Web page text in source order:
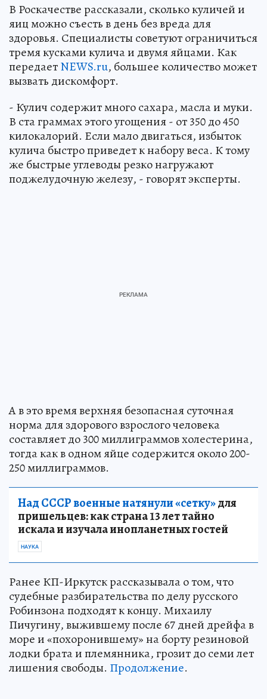
В Роскачестве рассказали, сколько куличей и
яиц можно съесть в день без вреда для
здоровья. Специалисты советуют ограничиться
тремя кусками кулича и двумя яйцами. Как
передаетNEWS.ru, большее количество может
вызвать дискомфорт.
- Кулич содержит много сахара, масла и муки.
В ста граммах этого угощения - от 350 до 450
килокалорий. Если мало двигаться, избыток
кулича быстро приведет к набору веса. К тому
же быстрые углеводы резко нагружают
поджелудочную железу, - говорят эксперты.
А в это время верхняя безопасная суточная
норма для здорового взрослого человека
составляет до 300 миллиграммов холестерина,
тогда как в одном яйце содержится около 200-
250 миллиграммов.
Над СССР военные натянули «сетку»для
пришельцев: как страна 13 лет тайно
искала и изучала инопланетных гостей
НАУКА
Ранее КП-Иркутск рассказывала о том, что
судебные разбирательства по делу русского
Робинзона подходят к концу. Михаилу
Пичугину, выжившему после 67 дней дрейфа в
море и «похоронившему» на борту резиновой
лодки брата и племянника, грозит до семи лет
лишения свободы. Продолжение.